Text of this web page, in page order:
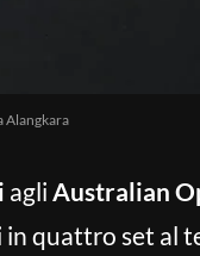
Alangkara
agli Australian
in quattro set al